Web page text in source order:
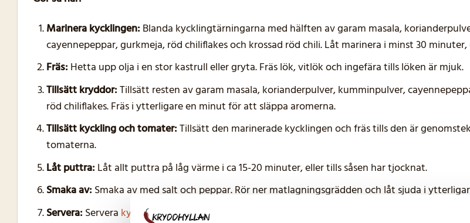
Marinera kycklingen:Blanda kycklingtärningarna med hälften av garam masala,
cayennepeppar, gurkmeja, röd chiliflakes och krossad röd chili. Låt marinera i minst 30
Fräs:Hetta upp olja i en stor kastrull eller gryta. Fräs lök, vitlök och ingefära tills löken är mjuk.
Tillsätt kryddor:Tillsätt resten av garam masala, korianderpulver, kumminpulver,
röd chiliflakes. Fräs i ytterligare en minut för att släppa aromerna.
Tillsätt kyckling och tomater:Tillsätt den marinerade kycklingen och fräs tills den är
tomaterna.
Låt puttra:Låt allt puttra på låg värme i ca 15-20 minuter, eller tills såsen har tjocknat.
Smaka av:Smaka av med salt och peppar. Rör ner matlagningsgrädden och låt sjuda i
Servera:Servera kyckling tikka masala